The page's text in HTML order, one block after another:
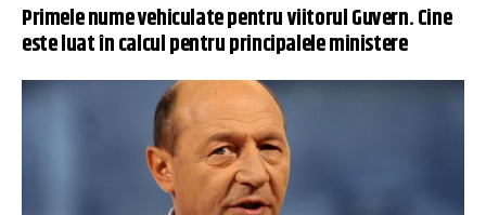
Primele nume vehiculate pentru viitorul Guvern. Cine
este luat în calcul pentru principalele ministere